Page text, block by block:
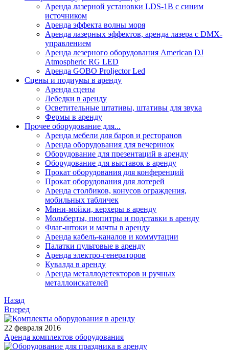
Аренда лазерной установки LDS-1B с синим
источником
Аренда эффекта волны моря
Аренда лазерных эффектов, аренда лазера с DMX-
управлением
Аренда лезерного оборудования American DJ
Atmospheric RG LED
Аренда GOBO Proljector Led
Сцены и подиумы в аренду
Аренда сцены
Лебедки в аренду
Осветительные штативы, штативы для звука
Фермы в аренду
Прочее оборудование для...
Аренда мебели для баров и ресторанов
Аренда оборудования для вечеринок
Оборудование для презентаций в аренду
Оборудование для выставок в аренду
Прокат оборудования для конференций
Прокат оборудования для лотерей
Аренда столбиков, конусов ограждения,
мобильных табличек
Мини-мойки, керхеры в аренду
Мольберты, пюпитры и подставки в аренду
Флаг-штоки и мачты в аренду
Аренда кабель-каналов и коммутации
Палатки пультовые в аренду
Аренда электро-генераторов
Кувалда в аренду
Аренда металлодетекторов и ручных
металлоискателей
Назад
Вперед
22 февраля 2016
Аренда комплектов оборудования